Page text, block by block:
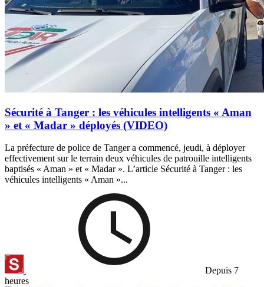
Sécurité à Tanger : les véhicules intelligents « Aman
» et « Madar » déployés (VIDEO)
La préfecture de police de Tanger a commencé, jeudi, à déployer
effectivement sur le terrain deux véhicules de patrouille intelligents
baptisés « Aman » et « Madar ». L’article Sécurité à Tanger : les
véhicules intelligents « Aman »...
Depuis 7
heures